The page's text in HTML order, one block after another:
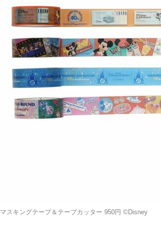
マスキングテープ＆テープカッター 950円 ©Disney